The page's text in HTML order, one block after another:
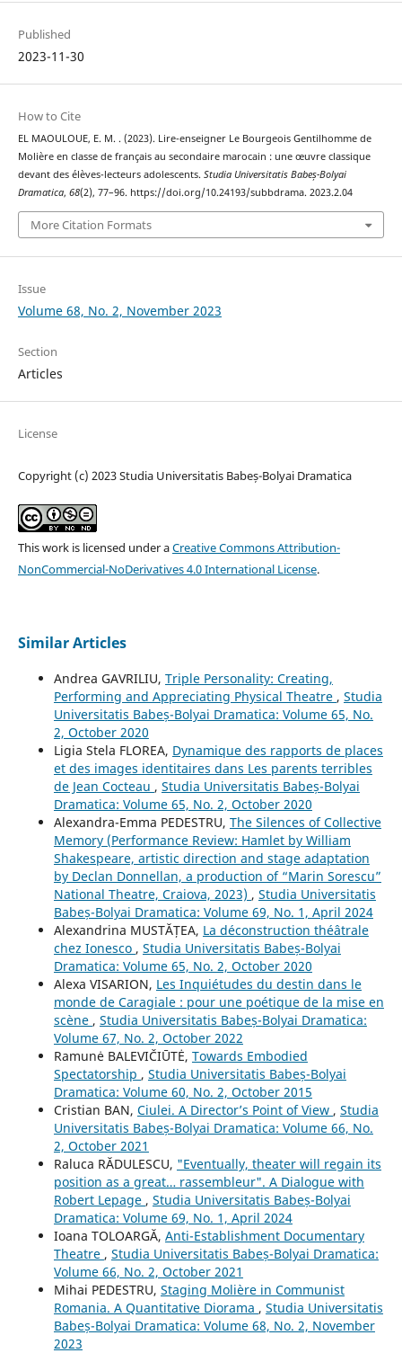
Published
2023-11-30
How to Cite
EL MAOULOUE, E. M. . (2023). Lire-enseigner Le Bourgeois Gentilhomme de
Molière en classe de français au secondaire marocain : une œuvre classique
devant des élèves-lecteurs adolescents. Studia Universitatis Babeș-Bolyai
Dramatica, 68(2), 77–96. https://doi.org/10.24193/subbdrama. 2023.2.04
More Citation Formats
Issue
Volume 68, No. 2, November 2023
Section
Articles
License
Copyright (c) 2023 Studia Universitatis Babeș-Bolyai Dramatica
This work is licensed under aCreative Commons Attribution-
NonCommercial-NoDerivatives 4.0 International License.
Similar Articles
Andrea GAVRILIU, Triple Personality: Creating,
Performing and Appreciating Physical Theatre , Studia
Universitatis Babeș-Bolyai Dramatica: Volume 65, No.
2, October 2020
Ligia Stela FLOREA, Dynamique des rapports de places
et des images identitaires dans Les parents terribles
de Jean Cocteau , Studia Universitatis Babeș-Bolyai
Dramatica: Volume 65, No. 2, October 2020
Alexandra-Emma PEDESTRU, The Silences of Collective
Memory (Performance Review: Hamlet by William
Shakespeare, artistic direction and stage adaptation
by Declan Donnellan, a production of “Marin Sorescu”
National Theatre, Craiova, 2023) , Studia Universitatis
Babeș-Bolyai Dramatica: Volume 69, No. 1, April 2024
Alexandrina MUSTĂȚEA, La déconstruction théâtrale
chez Ionesco , Studia Universitatis Babeș-Bolyai
Dramatica: Volume 65, No. 2, October 2020
Alexa VISARION, Les Inquiétudes du destin dans le
monde de Caragiale : pour une poétique de la mise en
scène , Studia Universitatis Babeș-Bolyai Dramatica:
Volume 67, No. 2, October 2022
Ramunė BALEVIČIŪTĖ, Towards Embodied
Spectatorship , Studia Universitatis Babeș-Bolyai
Dramatica: Volume 60, No. 2, October 2015
Cristian BAN, Ciulei. A Director’s Point of View , Studia
Universitatis Babeș-Bolyai Dramatica: Volume 66, No.
2, October 2021
Raluca RĂDULESCU, "Eventually, theater will regain its
position as a great… rassembleur". A Dialogue with
Robert Lepage , Studia Universitatis Babeș-Bolyai
Dramatica: Volume 69, No. 1, April 2024
Ioana TOLOARGĂ, Anti-Establishment Documentary
Theatre , Studia Universitatis Babeș-Bolyai Dramatica:
Volume 66, No. 2, October 2021
Mihai PEDESTRU, Staging Molière in Communist
Romania. A Quantitative Diorama , Studia Universitatis
Babeș-Bolyai Dramatica: Volume 68, No. 2, November
2023